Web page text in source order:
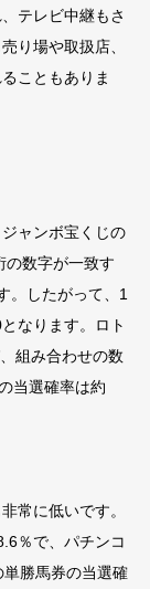
テレビ中継もさ
り場や取扱店、
こともありま
ャンボ宝くじの
の数字が一致す
。したがって、1
なります。ロト
組み合わせの数
当選確率は約
常に低いです。
％で、パチンコ
勝馬券の当選確